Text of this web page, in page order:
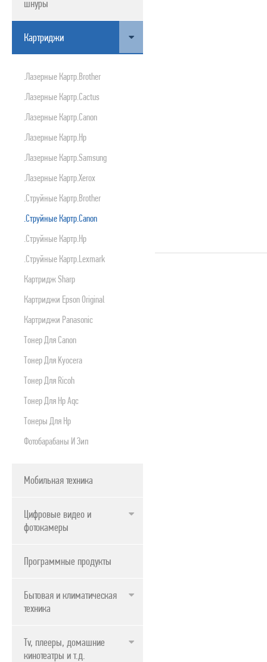
ПРОДУКТЫ APPLE
шнуры
Картриджи
.лазерные Картр.brother
.лазерные Картр.cactus
.лазерные Картр.canon
.лазерные Картр.hp
.лазерные Картр.samsung
.лазерные Картр.xerox
.струйные Картр.brother
.струйные Картр.canon
.струйные Картр.hp
.струйные Картр.lexmark
Картридж Sharp
Картриджи Epson Original
Картриджи Panasonic
Тонер Для Canon
Тонер Для Kyocera
Тонер Для Ricoh
Тонер Для Нр Aqc
Тонеры Для Hp
Фотобарабаны И Зип
Мобильная техника
Цифровые видео и
фотокамеры
Программные продукты
Бытовая и климатическая
техника
Tv, плееры, домашние
кинотеатры и т.д.